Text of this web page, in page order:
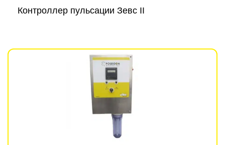
Контроллер пульсации Зевс II